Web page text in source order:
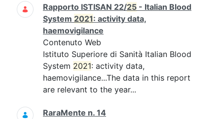
Rapporto ISTISAN 22/25 - Italian Blood
System 2021: activity data,
haemovigilance
Contenuto Web
Istituto Superiore di Sanità Italian Blood
System 2021: activity data,
haemovigilance...The data in this report
are relevant to the year...
RaraMente n. 14